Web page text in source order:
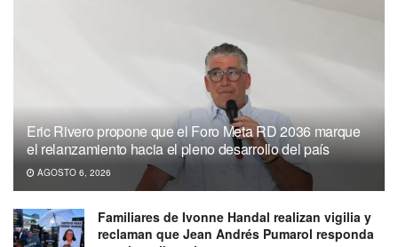
Eric Rivero propone que el Foro Meta RD 2036 marque
el relanzamiento hacia el pleno desarrollo del país
AGOSTO 6, 2026
Familiares de Ivonne Handal realizan vigilia y
reclaman que Jean Andrés Pumarol responda